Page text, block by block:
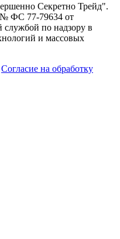
Секретно Трейд".
№ ФС 77-79634 от
службой по надзору в
и массовых
Согласие на обработку